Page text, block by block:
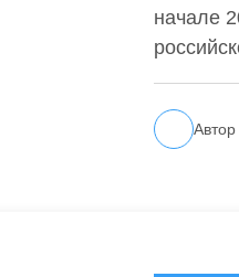
начале
Автор